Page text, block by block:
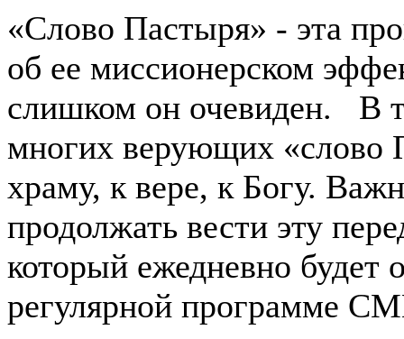
«Слово Пастыря» - эта
об ее миссионерском
слишком он очевиден. В
многих верующих «слово
храму, к вере, к Богу.
продолжать вести эту
который ежедневно будет
регулярной программе